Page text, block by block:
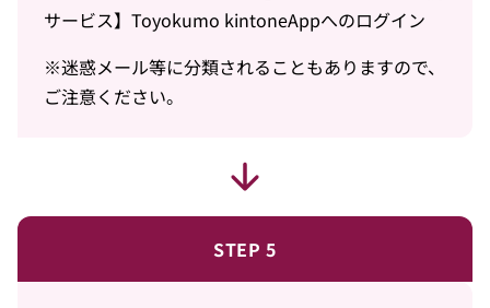
サービス】Toyokumo kintoneAppへのログイン
※迷惑メール等に分類されることもありますので、
ご注意ください。
STEP 5